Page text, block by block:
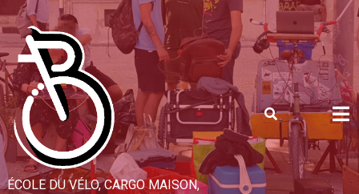
Skip
to
content
ÉCOLE DU VÉLO, CARGO MAISON,